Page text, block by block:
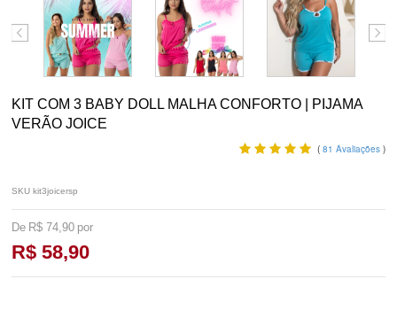
KIT COM 3 BABY DOLL MALHA CONFORTO | PIJAMA
VERÃO JOICE
( 81 Avaliações )
SKU kit3joicersp
R$ 74,90
R$ 58,90